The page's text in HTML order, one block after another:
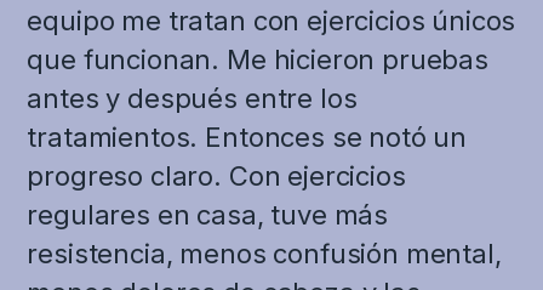
equipo me tratan con ejercicios únicos
que funcionan. Me hicieron pruebas
antes y después entre los
tratamientos. Entonces se notó un
progreso claro. Con ejercicios
regulares en casa, tuve más
resistencia, menos confusión mental,